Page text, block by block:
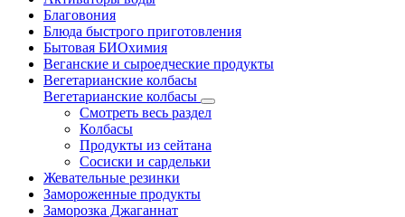
Благовония
Блюда быстрого приготовления
Бытовая БИОхимия
Веганские и сыроедческие продукты
Вегетарианские колбасы
Вегетарианские колбасы
Смотреть весь раздел
Колбасы
Продукты из сейтана
Сосиски и сардельки
Жевательные резинки
Замороженные продукты
Заморозка Джаганнат